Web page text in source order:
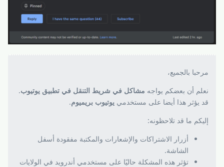
مرحبا بالجميع،
نعلم أن بعضكم يواجه مشاكل في شريط التنقل في تطبيق يوتيوب.
قد يؤثر هذا أيضا على مستخدمي يوتيوب بريميوم.
إليكم ما قد تلاحظونه:
أزرار الاشتراكات والإشعارات والمكتبة مفقودة أسفل
الشاشة.
تؤثر هذه المشكلة حاليًا على مستخدمي أندرويد في الولايات